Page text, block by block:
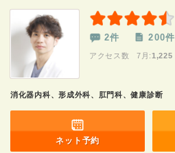
2件 200件
アクセス数 7月: 1,225
消化器内科、形成外科、肛門科、健康診断
ネット予約